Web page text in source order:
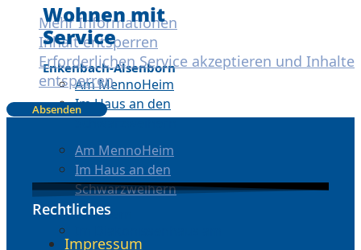
Wohnen mit
Service
Enkenbach-Alsenborn
Am MennoHeim
Im Haus an den
Schwarzweihern
Am MennoHeim
Im Haus an den
Schwarzweihern
Kaiserslautern
Mehr Informationen
Inhalt entsperren
Erforderlichen Service akzeptieren und Inhalte
entsperren
Rechtliches
Impressum